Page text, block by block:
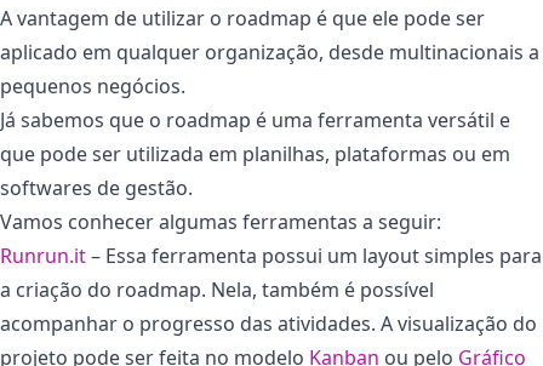
A vantagem de utilizar o roadmap é que ele pode ser
aplicado em qualquer organização, desde multinacionais a
pequenos negócios.
Já sabemos que o roadmap é uma ferramenta versátil e
que pode ser utilizada em planilhas, plataformas ou em
softwares de gestão.
Vamos conhecer algumas ferramentas a seguir:
Runrun.it– Essa ferramenta possui um layout simples para
a criação do roadmap. Nela, também é possível
acompanhar o progresso das atividades. A visualização do
projeto pode ser feita no modelo Kanban ou pelo Gráfico